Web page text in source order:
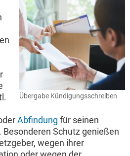
Übergabe Kündigungsschreiben
Abfindung für seinen
Schutz genießen
wegen ihrer